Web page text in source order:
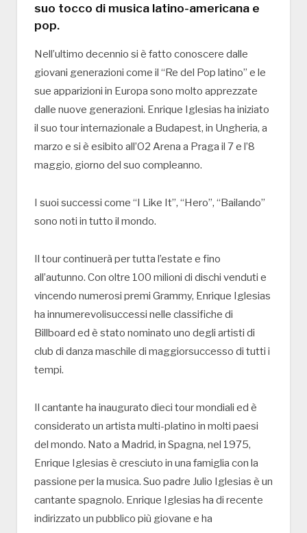
suo tocco di musica latino-americana e
pop.
Nell’ultimo decennio si è fatto conoscere dalle
giovani generazioni come il “Re del Pop latino” e le
sue apparizioni in Europa sono molto apprezzate
dalle nuove generazioni. Enrique Iglesias ha iniziato
il suo tour internazionale a Budapest, in Ungheria, a
marzo e si è esibito all’O2 Arena a Praga il 7 e l’8
maggio, giorno del suo compleanno.
I suoi successi come “I Like It”, “Hero”, “Bailando”
sono noti in tutto il mondo.
Il tour continuerà per tutta l’estate e fino
all’autunno. Con oltre 100 milioni di dischi venduti e
vincendo numerosi premi Grammy, Enrique Iglesias
ha innumerevolisuccessi nelle classifiche di
Billboard ed è stato nominato uno degli artisti di
club di danza maschile di maggiorsuccesso di tutti i
tempi.
Il cantante ha inaugurato dieci tour mondiali ed è
considerato un artista multi-platino in molti paesi
del mondo. Nato a Madrid, in Spagna, nel 1975,
Enrique Iglesias è cresciuto in una famiglia con la
passione per la musica. Suo padre Julio Iglesias è un
cantante spagnolo. Enrique Iglesias ha di recente
indirizzato un pubblico più giovane e ha